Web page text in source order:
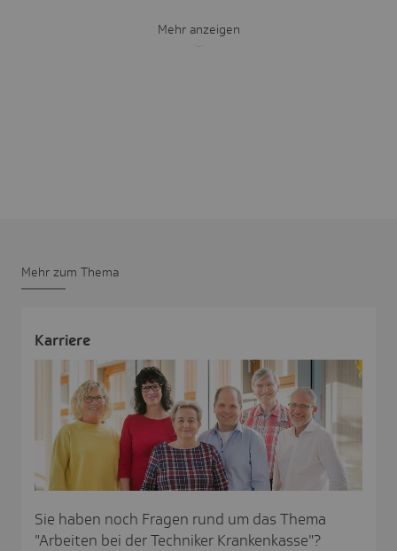
Mehr anzeigen
Mehr zum Thema
Karriere
Sie haben noch Fragen rund um das Thema
"Arbeiten bei der Techniker Krankenkasse"?